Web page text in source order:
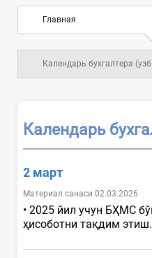
Главная
Календарь бухгалтера
Календарь
2 март
Материал санаси 02.03.2026
• 2025 йил учун БҲМС
ҳисоботни тақдим